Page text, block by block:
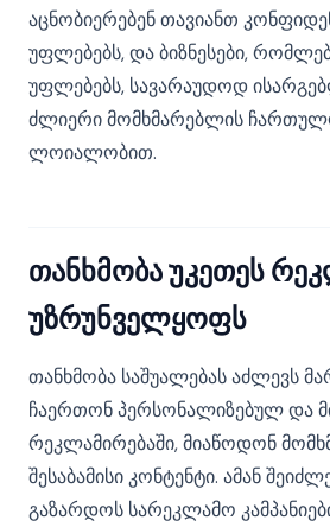
აცნობიერებენ თავიანთ
უფლებებს, და ბიზნესები,
უფლებებს, სავარაუდოდ
ძლიერი მომხმარებლის
ლოიალობით.
თანხმობა უკეთეს
უზრუნველყოფს
თანხმობა საშუალებას აძლევს
ჩაერთონ პერსონალიზებულ და
რეკლამირებაში, მიაწოდონ
შესაბამისი კონტენტი. ამან
გაზარდოს სარეკლამო